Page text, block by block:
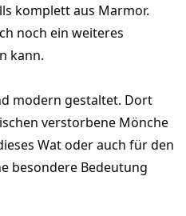
komplett aus Marmor.
noch ein weiteres
kann.
modern gestaltet. Dort
verstorbene Mönche
Wat oder auch für den
besondere Bedeutung